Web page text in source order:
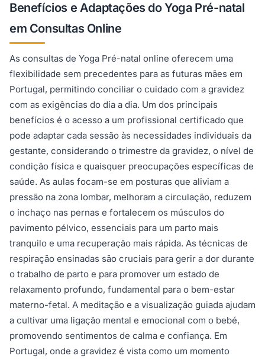
Benefícios e Adaptações do Yoga Pré-natal
em Consultas Online
As consultas de Yoga Pré-natal online oferecem uma
flexibilidade sem precedentes para as futuras mães em
Portugal, permitindo conciliar o cuidado com a gravidez
com as exigências do dia a dia. Um dos principais
benefícios é o acesso a um profissional certificado que
pode adaptar cada sessão às necessidades individuais da
gestante, considerando o trimestre da gravidez, o nível de
condição física e quaisquer preocupações específicas de
saúde. As aulas focam-se em posturas que aliviam a
pressão na zona lombar, melhoram a circulação, reduzem
o inchaço nas pernas e fortalecem os músculos do
pavimento pélvico, essenciais para um parto mais
tranquilo e uma recuperação mais rápida. As técnicas de
respiração ensinadas são cruciais para gerir a dor durante
o trabalho de parto e para promover um estado de
relaxamento profundo, fundamental para o bem-estar
materno-fetal. A meditação e a visualização guiada ajudam
a cultivar uma ligação mental e emocional com o bebé,
promovendo sentimentos de calma e confiança. Em
Portugal, onde a gravidez é vista como um momento